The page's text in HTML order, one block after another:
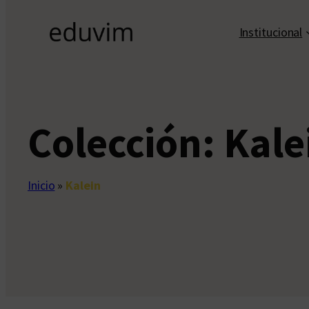
Institucional
Colección:
Inicio » Kalein